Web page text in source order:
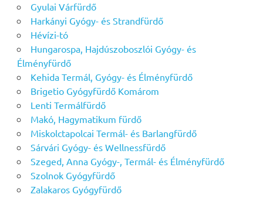
Gyulai Várfürdő
Harkányi Gyógy- és Strandfürdő
Hévízi-tó
Hungarospa, Hajdúszoboszlói Gyógy- és
Élményfürdő
Kehida Termál, Gyógy- és Élményfürdő
Brigetio Gyógyfürdő Komárom
Lenti Termálfürdő
Makó, Hagymatikum fürdő
Miskolctapolcai Termál- és Barlangfürdő
Sárvári Gyógy- és Wellnessfürdő
Szeged, Anna Gyógy-, Termál- és Élményfürdő
Szolnok Gyógyfürdő
Zalakaros Gyógyfürdő